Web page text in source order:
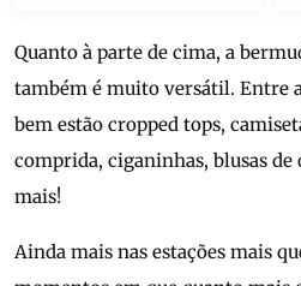
Quanto à parte de cima, a
também é muito versátil. Entre
bem estão cropped tops,
comprida, ciganinhas, blusas
mais!
Ainda mais nas estações mais